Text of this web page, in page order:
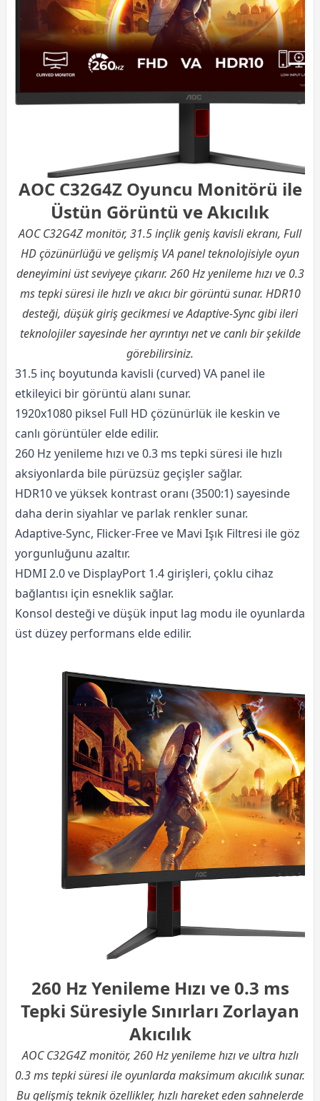
AOC C32G4Z Oyuncu Monitörü ile
Üstün Görüntü ve Akıcılık
AOC C32G4Z monitör, 31.5 inçlik geniş kavisli ekranı, Full
HD çözünürlüğü ve gelişmiş VA panel teknolojisiyle oyun
deneyimini üst seviyeye çıkarır. 260 Hz yenileme hızı ve 0.3
ms tepki süresi ile hızlı ve akıcı bir görüntü sunar. HDR10
desteği, düşük giriş gecikmesi ve Adaptive-Sync gibi ileri
teknolojiler sayesinde her ayrıntıyı net ve canlı bir şekilde
görebilirsiniz.
31.5 inç boyutunda kavisli (curved) VA panel ile
etkileyici bir görüntü alanı sunar.
1920x1080 piksel Full HD çözünürlük ile keskin ve
canlı görüntüler elde edilir.
260 Hz yenileme hızı ve 0.3 ms tepki süresi ile hızlı
aksiyonlarda bile pürüzsüz geçişler sağlar.
HDR10 ve yüksek kontrast oranı (3500:1) sayesinde
daha derin siyahlar ve parlak renkler sunar.
Adaptive-Sync, Flicker-Free ve Mavi Işık Filtresi ile göz
yorgunluğunu azaltır.
HDMI 2.0 ve DisplayPort 1.4 girişleri, çoklu cihaz
bağlantısı için esneklik sağlar.
Konsol desteği ve düşük input lag modu ile oyunlarda
üst düzey performans elde edilir.
260 Hz Yenileme Hızı ve 0.3 ms
Tepki Süresiyle Sınırları Zorlayan
Akıcılık
AOC C32G4Z monitör, 260 Hz yenileme hızı ve ultra hızlı
0.3 ms tepki süresi ile oyunlarda maksimum akıcılık sunar.
Bu gelişmiş teknik özellikler, hızlı hareket eden sahnelerde